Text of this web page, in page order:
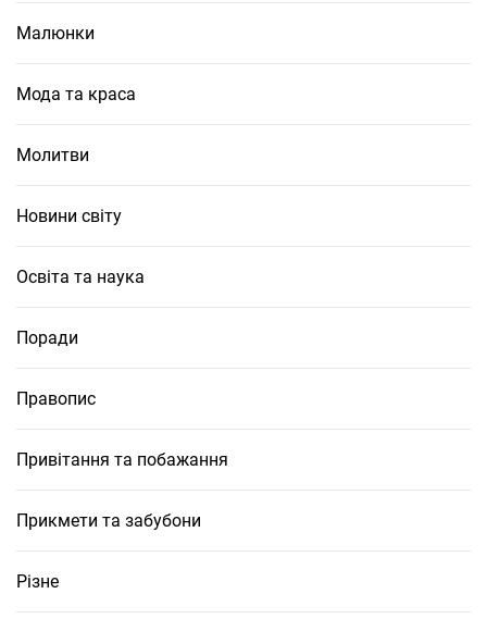
Малюнки
Мода та краса
Молитви
Новини світу
Освіта та наука
Поради
Правопис
Привітання та побажання
Прикмети та забубони
Різне